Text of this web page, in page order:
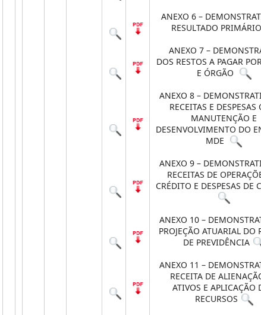
ANEXO 6 –
RESULTADO PRIMÁRIO
ANEXO 7 –
DOS RESTOS A PAGAR
E ÓRGÃO
ANEXO 8 –
RECEITAS E DESPESAS
MANUTENÇÃO E
DESENVOLVIMENTO DO
MDE
ANEXO 9 –
RECEITAS DE
CRÉDITO E DESPESAS DE
ANEXO 10 –
PROJEÇÃO ATUARIAL DO
DE PREVIDÊNCIA
ANEXO 11 –
RECEITA DE
ATIVOS E APLICAÇÃO
RECURSOS